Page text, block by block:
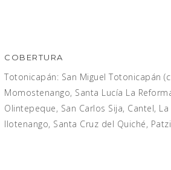
COBERTURA
Totonicapán: San Miguel Totonicapán
Momostenango, Santa Lucía La
Olintepeque, San Carlos Sija, Cantel,
Ilotenango, Santa Cruz del Quiché,